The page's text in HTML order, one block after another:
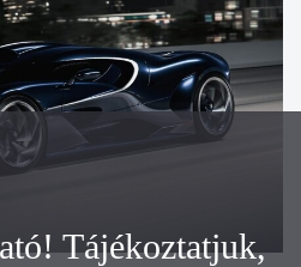
Tájékoztatjuk,